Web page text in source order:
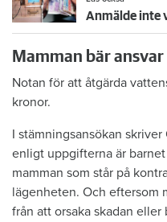
Mamman bär ansvar
Notan för att åtgärda
kronor.
I stämningsansökan
enligt uppgifterna är
mamman som står på
lägenheten. Och eftersom
från att orsaka skadan